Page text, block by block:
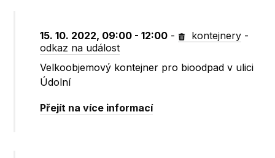
15. 10. 2022, 09:00 - 12:00 - kontejnery -
odkaz na událost
Velkoobjemový kontejner pro bioodpad v ulici
Údolní
Přejít na více informací